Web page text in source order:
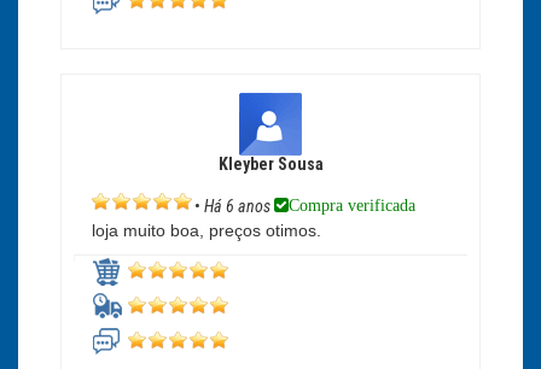
Kleyber Sousa
• Há 6 anos Compra verificada
loja muito boa, preços otimos.